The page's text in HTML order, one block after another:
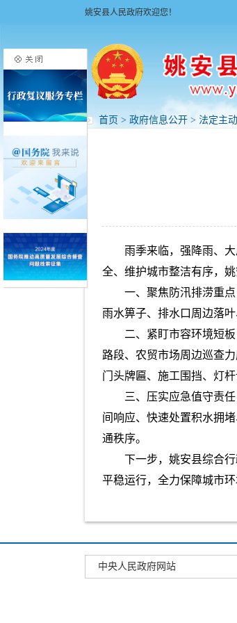
姚安县人民政府欢迎您！
首页 > 政府信息公开 > 法定主
雨季来临，强降雨、
全、维护城市整洁有序，
一、聚焦防汛排涝重
雨水箅子、排水口周边落
二、紧盯市容环境短
路段、农贸市场周边巡查
门头牌匾、施工围挡、灯
三、压实应急值守责
间响应、快速处置积水拥
通秩序。
下一步，姚安县综合
平稳运行，全力保障城市
中央人民政府网站